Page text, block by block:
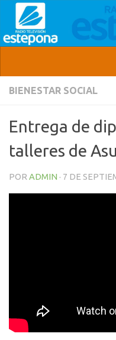
BIENESTAR SOCIAL
Entrega de
talleres de
POR ADMIN · 7 DE